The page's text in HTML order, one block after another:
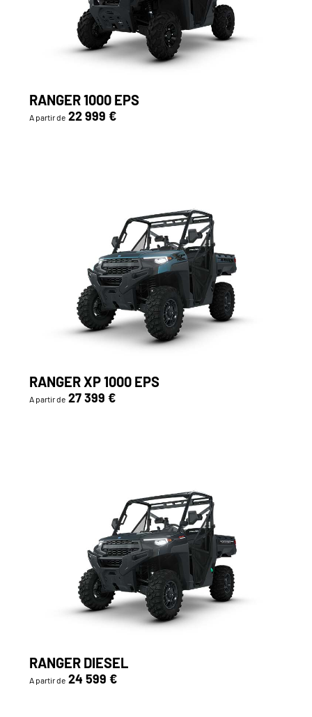
RANGER 1000 EPS
A partir de 22 999 €
RANGER XP 1000 EPS
A partir de 27 399 €
RANGER DIESEL
A partir de 24 599 €